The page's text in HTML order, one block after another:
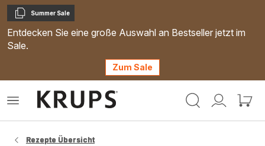
Kopieren
Summer Sale
Entdecken Sie eine große Auswahl an Bestseller jetzt im
Sale.
Zum Sale
Mein
Mein
Das
Rezepte Übersicht